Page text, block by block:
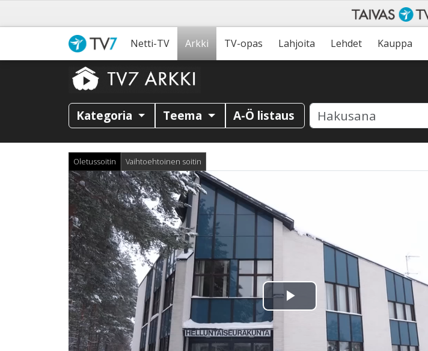
Netti-TV Arkki TV-opas Lahjoita Lehdet Kauppa
Kategoria Teema A-Ö listaus
Oletussoitin Vaihtoehtoinen soitin
Toista
Video